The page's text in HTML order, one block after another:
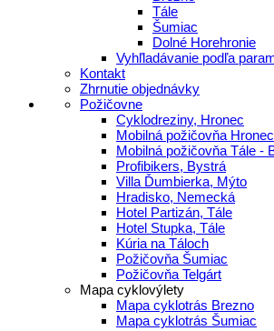
Tále
Šumiac
Dolné Horehronie
Vyhľladávanie podľa
Kontakt
Zhrnutie objednávky
Požičovne
Cyklodreziny, Hronec
Mobilná požičovňa Hronec
Mobilná požičovňa Tále -
Profibikers, Bystrá
Villa Ďumbierka, Mýto
Hradisko, Nemecká
Hotel Partizán, Tále
Hotel Stupka, Tále
Kúria na Táloch
Požičovňa Šumiac
Požičovňa Telgárt
Mapa cyklovýlety
Mapa cyklotrás Brezno
Mapa cyklotrás Šumiac